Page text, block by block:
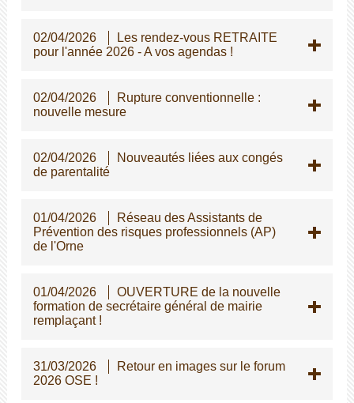
02/04/2026
Les rendez-vous RETRAITE
pour l'année 2026 - A vos agendas !
02/04/2026
Rupture conventionnelle :
nouvelle mesure
02/04/2026
Nouveautés liées aux congés
de parentalité
01/04/2026
Réseau des Assistants de
Prévention des risques professionnels (AP)
de l'Orne
01/04/2026
OUVERTURE de la nouvelle
formation de secrétaire général de mairie
remplaçant !
31/03/2026
Retour en images sur le forum
2026 OSE !